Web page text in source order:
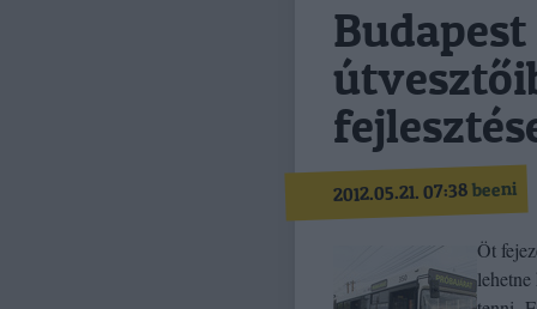
2012.05.21. 07:38beeni
Öt